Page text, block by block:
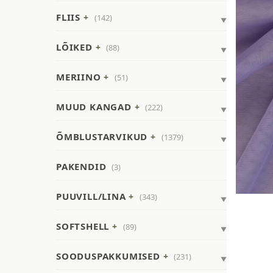
FLIIS (142)
LÕIKED (88)
MERIINO (51)
MUUD KANGAD (222)
ÕMBLUSTARVIKUD (1379)
PAKENDID (3)
PUUVILL/LINA (343)
SOFTSHELL (89)
SOODUSPAKKUMISED (231)